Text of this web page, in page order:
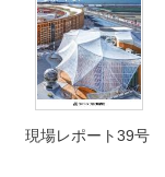
現場レポート39号